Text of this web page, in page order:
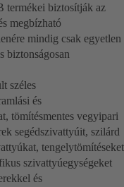
termékei biztosítják az
megbízható
mindig csak egyetlen
biztonságosan
széles
és
tömítésmentes vegyipari
segédszivattyúit, szilárd
tengelytömítéseket
szivattyúegységeket
és